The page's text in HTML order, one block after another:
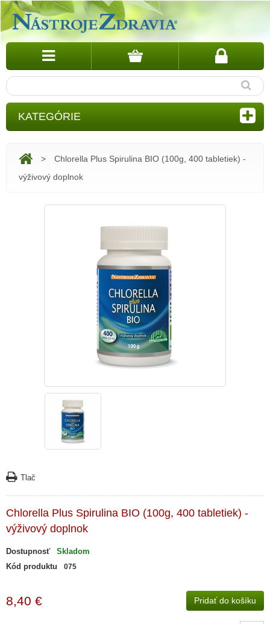
KATEGÓRIE
>
Chlorella Plus Spirulina BIO (100g, 400 tabletiek) -
výživový doplnok
Tlač
Chlorella Plus Spirulina BIO (100g, 400 tabletiek) -
výživový doplnok
Dostupnosť
Skladom
Kód produktu
075
8,40 € Pridať do košíku